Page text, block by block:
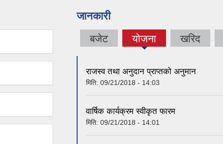
जानकारी
बजेट योजना
(active
खरिद
राजस्व तथा अनुदान प्राप्तको अनुमान
मिति: 09/21/2018 - 14:03
वार्षिक कार्यक्रम स्वीकृत फारम
मिति: 09/21/2018 - 14:01